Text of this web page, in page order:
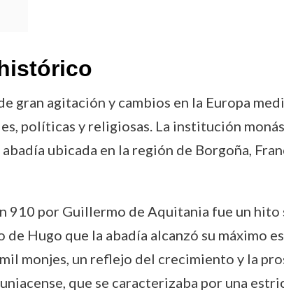
gran agitación y cambios en la Europa
políticas y religiosas. La institución
ubicada en la región de Borgoña,
910 por Guillermo de Aquitania fue un
Hugo que la abadía alcanzó su máximo
monjes, un reflejo del crecimiento y la
que se caracterizaba por una